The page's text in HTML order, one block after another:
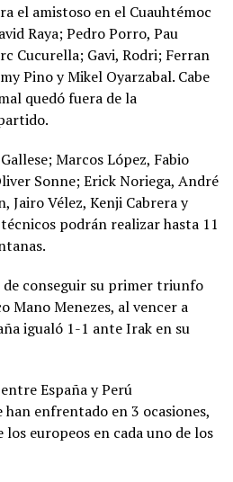
el amistoso en el Cuauhtémoc
Raya; Pedro Porro, Pau
Cucurella; Gavi, Rodri; Ferran
Pino y Mikel Oyarzabal. Cabe
quedó fuera de la
Marcos López, Fabio
Sonne; Erick Noriega, André
Jairo Vélez, Kenji Cabrera y
podrán realizar hasta 11
de conseguir su primer triunfo
Mano Menezes, al vencer a
igualó 1-1 ante Irak en su
España y Perú
han enfrentado en 3 ocasiones,
europeos en cada uno de los